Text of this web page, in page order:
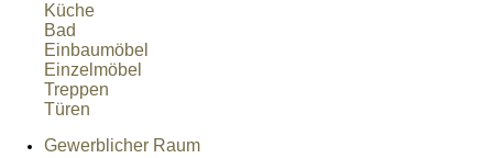
Küche
Bad
Einbaumöbel
Einzelmöbel
Treppen
Türen
Gewerblicher Raum